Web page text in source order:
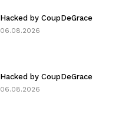
Hacked by CoupDeGrace
06.08.2026
Hacked by CoupDeGrace
06.08.2026